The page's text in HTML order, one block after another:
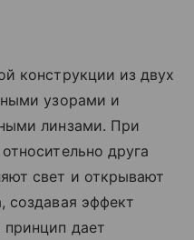
конструкции из двух
узорами и
линзами. При
друга
свет и открывают
создавая эффект
дает